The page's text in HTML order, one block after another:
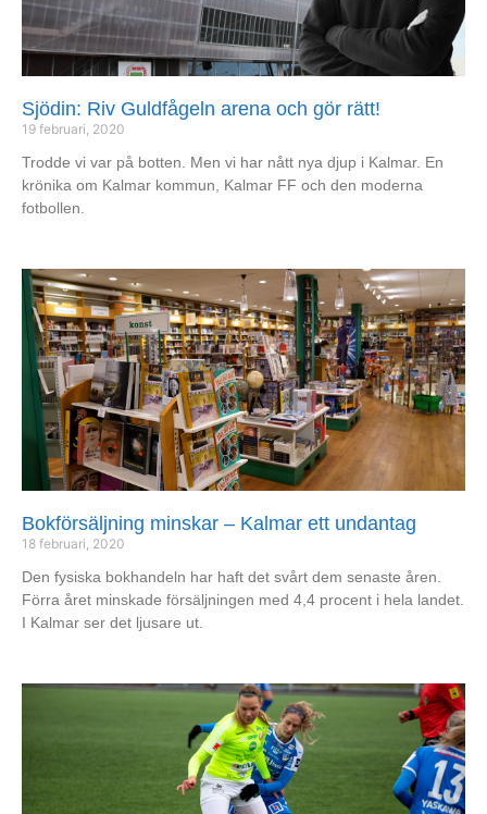
Sjödin: Riv Guldfågeln arena och gör rätt!
19 februari, 2020
Trodde vi var på botten. Men vi har nått nya djup i Kalmar. En
krönika om Kalmar kommun, Kalmar FF och den moderna
fotbollen.
Bokförsäljning minskar – Kalmar ett undantag
18 februari, 2020
Den fysiska bokhandeln har haft det svårt dem senaste åren.
Förra året minskade försäljningen med 4,4 procent i hela landet.
I Kalmar ser det ljusare ut.